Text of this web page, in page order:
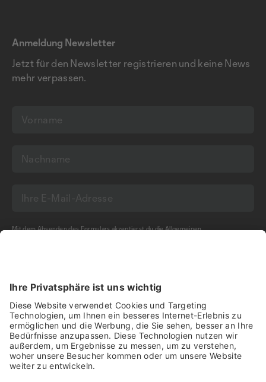
Anmeldung Newsletter
Jetzt für den Newsletter registrieren und keine News
mehr verpassen.
Mit dem Absenden des Formulars akzeptierst du dieAllgemeinen